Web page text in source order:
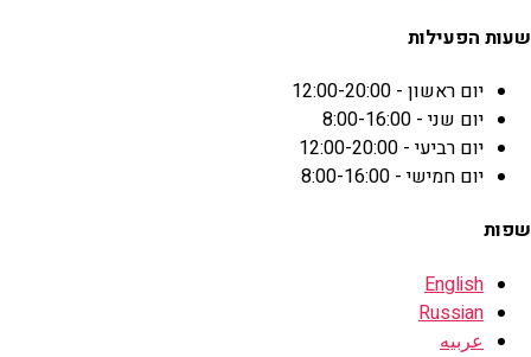
שעות הפעילות
יום ראשון - 12:00-20:00
יום שני - 8:00-16:00
יום רביעי - 12:00-20:00
יום חמישי - 8:00-16:00
שפות
English
Russian
عربيه